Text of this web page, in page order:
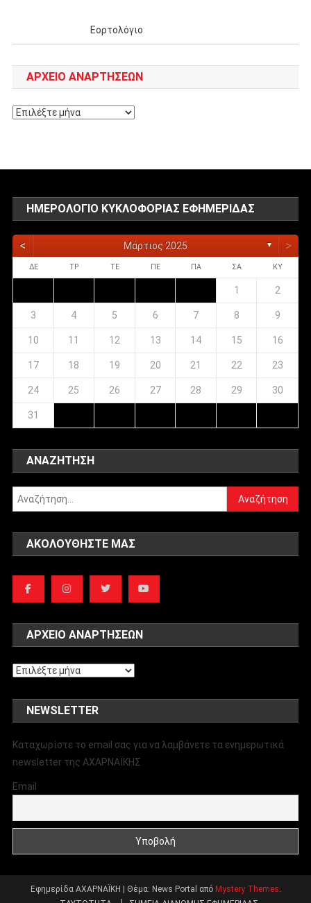
Εορτολόγιο
ΑΡΧΕΊΟ ΑΝΑΡΤΉΣΕΩΝ
Αρχείο
ΗΜΕΡΟΛΌΓΙΟ ΚΥΚΛΟΦΟΡΊΑΣ ΕΦΗΜΕΡΊΔΑΣ
< Μάρτιος 2025 ▼ >
ΔΕ ΤΡ ΤΕ ΠΕ ΠΑ ΣΑ ΚΥ
1 2
3 4 5 6 7 8 9
10 11 12 13 14 15 16
17 18 19 20 21 22 23
24 25 26 27 28 29 30
31
ΑΝΑΖΉΤΗΣΗ
Αναζήτηση
για:
ΑΚΟΛΟΥΘΉΣΤΕ ΜΑΣ
ΑΡΧΕΊΟ ΑΝΑΡΤΉΣΕΩΝ
Αρχείο
NEWSLETTER
Καταχωρίστε το email σας για να λαμβάνετε τα ενημερωτικά
newsletter της ΑΧΑΡΝΑΪΚΗΣ
Email
Εφημερίδα ΑΧΑΡΝΑΪΚΗ | Θέμα: News Portal από Mystery Themes